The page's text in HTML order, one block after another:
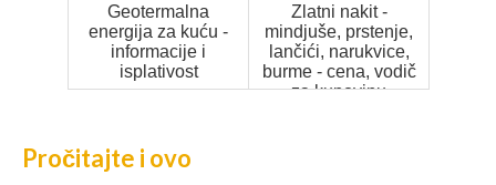
Geotermalna
energija za kuću -
informacije i
isplativost
Zlatni nakit -
mindjuše, prstenje,
lančići, narukvice,
burme - cena, vodič
za kupovinu
Pročitajte i ovo